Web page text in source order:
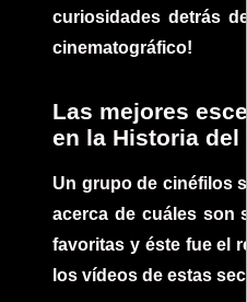
curiosidades detrás
cinematográfico!
Las mejores
en la Historia del
Un grupo de cinéfilos
acerca de cuáles son
favoritas y éste fue el
los vídeos de estas